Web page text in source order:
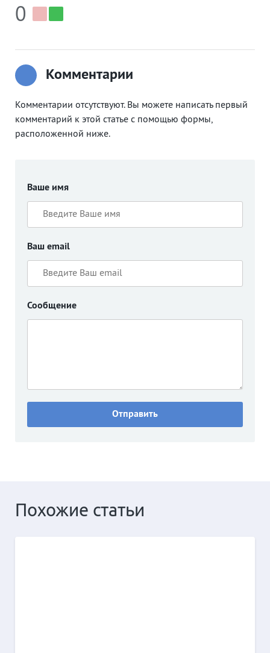
0
Комментарии
Комментарии отсутствуют. Вы можете написать первый
комментарий к этой статье с помощью формы,
расположенной ниже.
Ваше имя
Ваш email
Сообщение
Похожие статьи